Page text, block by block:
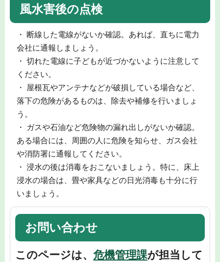
風水害後の点検
・ 断線した電線がないか確認。あれば、直ちに電力
会社に通報しましょう。
・ 切れた電線に子どもが近づかないように注意して
ください。
・ 屋根瓦やアンテナなどが破損している場合など、
落下の危険があるものは、除去や補修を行いましょ
う。
・ ガスや石油など危険物の漏れ出しがないか確認。
ある場合には、周囲の人に危険を知らせ、ガス会社
や消防署に通報してください。
・ 浸水の後は消毒をおこないましょう。特に、床上
浸水の場合は、畳や家具などの日光消毒も十分に行
いましょう。
お問い合わせ
このページは、 危機管理課が担当して